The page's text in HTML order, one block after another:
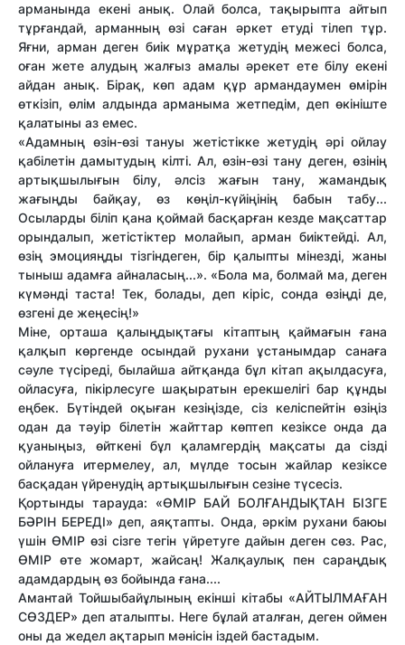
арманында екені анық. Олай болса, тақырыпта айтып
тұрғандай, арманның өзі саған әркет етуді тілеп тұр.
Яғни, арман деген биік мұратқа жетудің межесі болса,
оған жете алудың жалғыз амалы әрекет ете білу екені
айдан анық. Бірақ, көп адам құр армандаумен өмірін
өткізіп, өлім алдында арманыма жетпедім, деп өкініште
қалатыны аз емес.
«Адамның өзін-өзі тануы жетістікке жетудің әрі ойлау
қабілетін дамытудың кілті. Ал, өзін-өзі тану деген, өзінің
артықшылығын білу, әлсіз жағын тану, жамандық
жағыңды байқау, өз көңіл-күйіңінің бабын табу...
Осыларды біліп қана қоймай басқарған кезде мақсаттар
орындалып, жетістіктер молайып, арман биіктейді. Ал,
өзің эмоцияңды тізгіндеген, бір қалыпты мінезді, жаны
тыныш адамға айналасың...». «Бола ма, болмай ма, деген
күмәнді таста! Тек, болады, деп кіріс, сонда өзіңді де,
өзгені де жеңесің!»
Міне, орташа қалыңдықтағы кітаптың қаймағын ғана
қалқып көргенде осындай рухани ұстанымдар санаға
сәуле түсіреді, былайша айтқанда бұл кітап ақылдасуға,
ойласуға, пікірлесуге шақыратын ерекшелігі бар құнды
еңбек. Бүтіндей оқыған кезіңізде, сіз келіспейтін өзіңіз
одан да тәуір білетін жайттар көптеп кезіксе онда да
қуаныңыз, өйткені бұл қаламгердің мақсаты да сізді
ойлануға итермелеу, ал, мүлде тосын жайлар кезіксе
басқадан үйренудің артықшылығын сезіне түсесіз.
Қортынды тарауда: «ӨМІР БАЙ БОЛҒАНДЫҚТАН БІЗГЕ
БӘРІН БЕРЕДІ» деп, аяқтапты. Онда, әркім рухани баюы
үшін ӨМІР өзі сізге тегін үйретуге дайын деген сөз. Рас,
ӨМІР өте жомарт, жайсаң! Жалқаулық пен сараңдық
адамдардың өз бойында ғана....
Амантай Тойшыбайұлының екінші кітабы «АЙТЫЛМАҒАН
СӨЗДЕР» деп аталыпты. Неге бұлай аталған, деген оймен
оны да жедел ақтарып мәнісін іздей бастадым.